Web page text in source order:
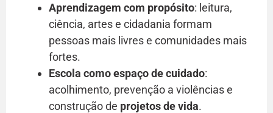
Aprendizagem com propósito: leitura,
ciência, artes e cidadania formam
pessoas mais livres e comunidades mais
fortes.
Escola como espaço de cuidado:
acolhimento, prevenção a violências e
construção de projetos de vida.